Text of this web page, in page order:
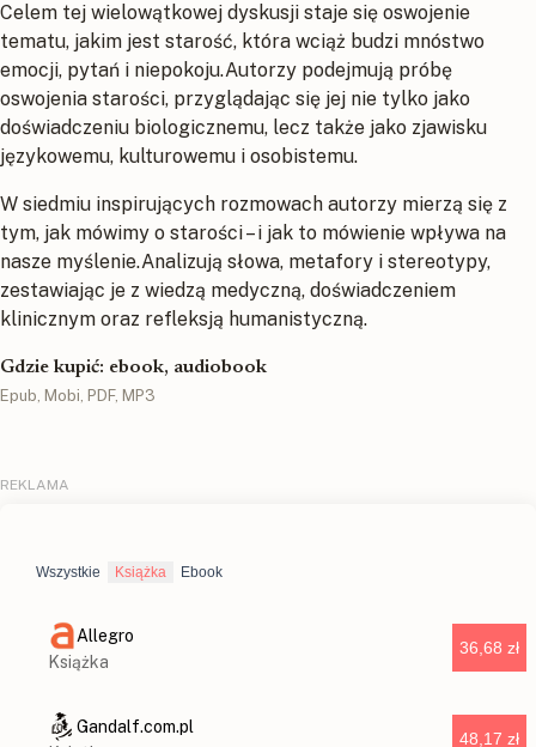
Celem tej wielowątkowej dyskusji staje się oswojenie
tematu, jakim jest starość, która wciąż budzi mnóstwo
emocji, pytań i niepokoju.Autorzy podejmują próbę
oswojenia starości, przyglądając się jej nie tylko jako
doświadczeniu biologicznemu, lecz także jako zjawisku
językowemu, kulturowemu i osobistemu.
W siedmiu inspirujących rozmowach autorzy mierzą się z
tym, jak mówimy o starości – i jak to mówienie wpływa na
nasze myślenie.Analizują słowa, metafory i stereotypy,
zestawiając je z wiedzą medyczną, doświadczeniem
klinicznym oraz refleksją humanistyczną.
Gdzie kupić: ebook, audiobook
Epub, Mobi, PDF, MP3